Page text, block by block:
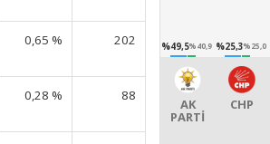
0,65 % 202
0,28 % 88
%49,5%40,9
AK
PARTİ
%25,3%25,0
CHP